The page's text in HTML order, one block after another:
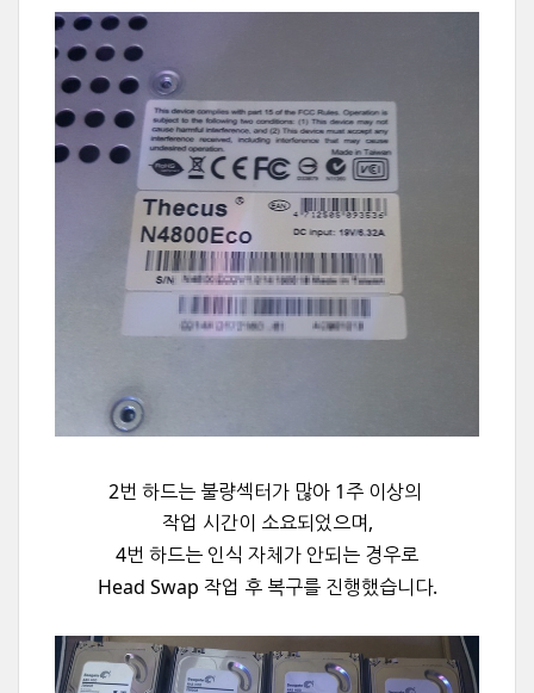
2번 하드는 불량섹터가 많아 1주 이상의
작업 시간이 소요되었으며,
4번 하드는 인식 자체가 안되는 경우로
Head Swap 작업 후 복구를 진행했습니다.